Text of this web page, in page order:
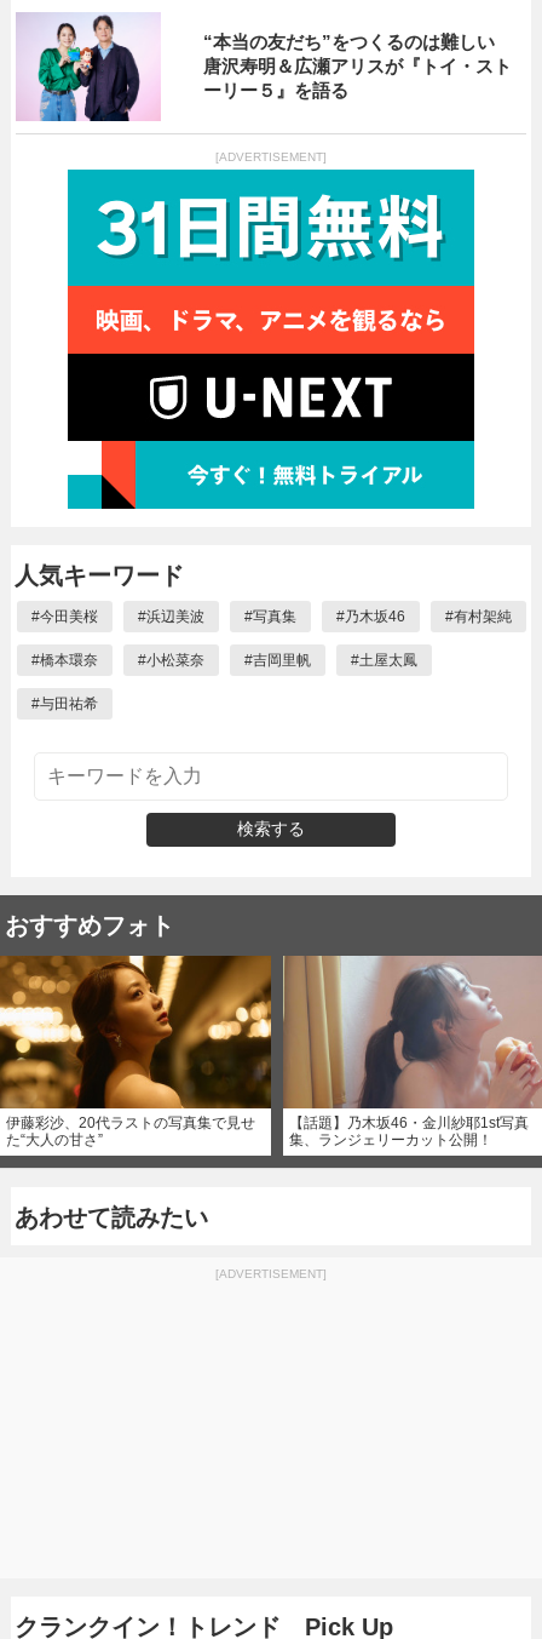
“本当の友だち”をつくるのは難しい
唐沢寿明＆広瀬アリスが『トイ・スト
ーリー５』を語る
[ADVERTISEMENT]
人気キーワード
#今田美桜 #浜辺美波 #写真集 #乃木坂46 #有村架純
#橋本環奈 #小松菜奈 #吉岡里帆 #土屋太鳳
#与田祐希
検索する
おすすめフォト
伊藤彩沙、20代ラストの写真集で見せ
た“大人の甘さ”
【話題】乃木坂46・金川紗耶1st写真
集、ランジェリーカット公開！
あわせて読みたい
[ADVERTISEMENT]
クランクイン！トレンド Pick Up